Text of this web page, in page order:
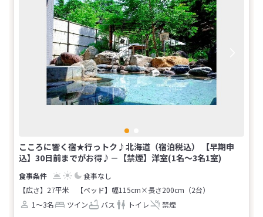
こころに響く宿★行っトク♪北海道（宿泊税込） 【早期申
込】30日前までがお得♪－【禁煙】洋室(1名～3名1室)
食事なし
【広さ】27平米
【ベッド】幅115cm×長さ200cm（2台）
1～3名
ツイン バス トイレ 禁煙